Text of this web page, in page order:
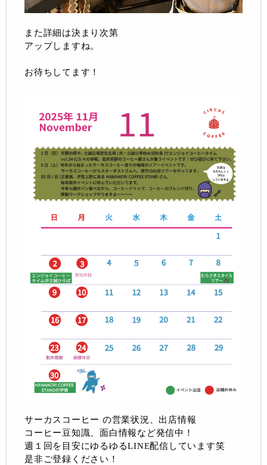
また詳細は決まり次第
アップしますね。
お待ちしてます！
サーカスコーヒー の営業状況、出店情報
コーヒー豆知識、面白情報など発信中！
週１回を目安にゆるゆるLINE配信しています笑
是非ご登録ください！